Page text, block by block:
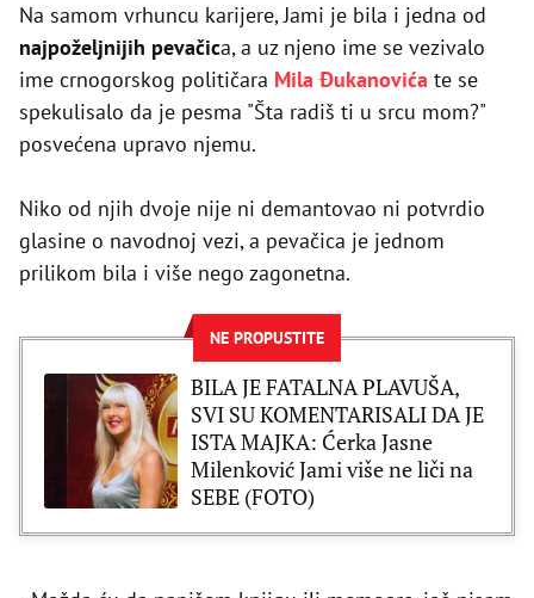
Na samom vrhuncu karijere, Jami je bila i jedna od
najpoželjnijih pevačica, a uz njeno ime se vezivalo
ime crnogorskog političara Mila Đukanovića te se
spekulisalo da je pesma "Šta radiš ti u srcu mom?"
posvećena upravo njemu.
Niko od njih dvoje nije ni demantovao ni potvrdio
glasine o navodnoj vezi, a pevačica je jednom
prilikom bila i više nego zagonetna.
NE PROPUSTITE
BILA JE FATALNA PLAVUŠA,
SVI SU KOMENTARISALI DA JE
ISTA MAJKA: Ćerka Jasne
Milenković Jami više ne liči na
SEBE (FOTO)